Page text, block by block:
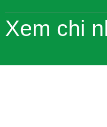
Xem chi